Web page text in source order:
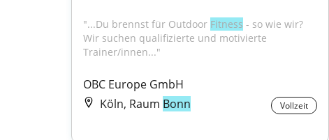
"...Du brennst für Outdoor Fitness - so wie wir?
Wir suchen qualifizierte und motivierte
Trainer/innen..."
OBC Europe GmbH
Köln, Raum Bonn Vollzeit